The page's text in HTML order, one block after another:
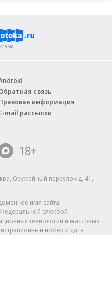
связь
информация
mail рассылки
18+
Оружейный переулок д. 41,
имя сайта:
службой
технологий и массовых
номер и дата